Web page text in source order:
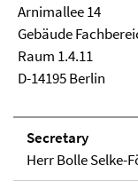
Arnimallee 14
Ge­bäude
Raum 1.4.11
D-14195 Berlin
Secretary
Herr Bolle Selke-